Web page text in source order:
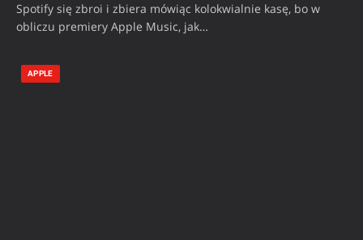
Spotify się zbroi i zbiera mówiąc kolokwialnie kasę, bo w
obliczu premiery Apple Music, jak…
APPLE